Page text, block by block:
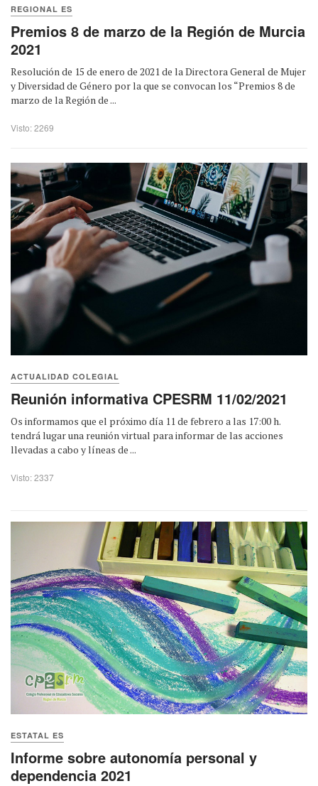
REGIONAL ES
Premios 8 de marzo de la Región de Murcia
2021
Resolución de 15 de enero de 2021 de la Directora General de Mujer
y Diversidad de Género por la que se convocan los “Premios 8 de
marzo de la Región de ...
Visto: 2269
ACTUALIDAD COLEGIAL
Reunión informativa CPESRM 11/02/2021
Os informamos que el próximo día 11 de febrero a las 17:00 h.
tendrá lugar una reunión virtual para informar de las acciones
llevadas a cabo y líneas de ...
Visto: 2337
ESTATAL ES
Informe sobre autonomía personal y
dependencia 2021